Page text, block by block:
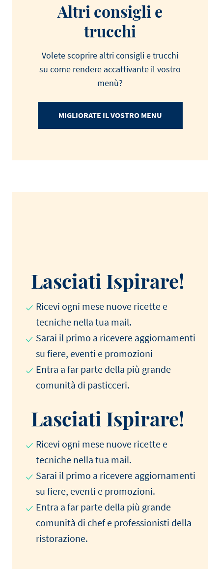
Altri consigli e
trucchi
Volete scoprire altri consigli e trucchi
su come rendere accattivante il vostro
menù?
MIGLIORATE IL VOSTRO MENU
Lasciati Ispirare!
Ricevi ogni mese nuove ricette e
tecniche nella tua mail.
Sarai il primo a ricevere aggiornamenti
su fiere, eventi e promozioni
Entra a far parte della più grande
comunità di pasticceri.
Lasciati Ispirare!
Ricevi ogni mese nuove ricette e
tecniche nella tua mail.
Sarai il primo a ricevere aggiornamenti
su fiere, eventi e promozioni.
Entra a far parte della più grande
comunità di chef e professionisti della
ristorazione.